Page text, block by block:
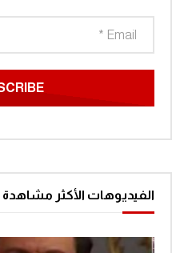
الفيديوهات الأكثر مشاهدة